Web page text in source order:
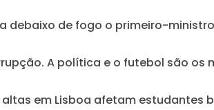
debaixo de fogo o primeiro-
A política e o futebol são os
altas em Lisboa afetam estudantes